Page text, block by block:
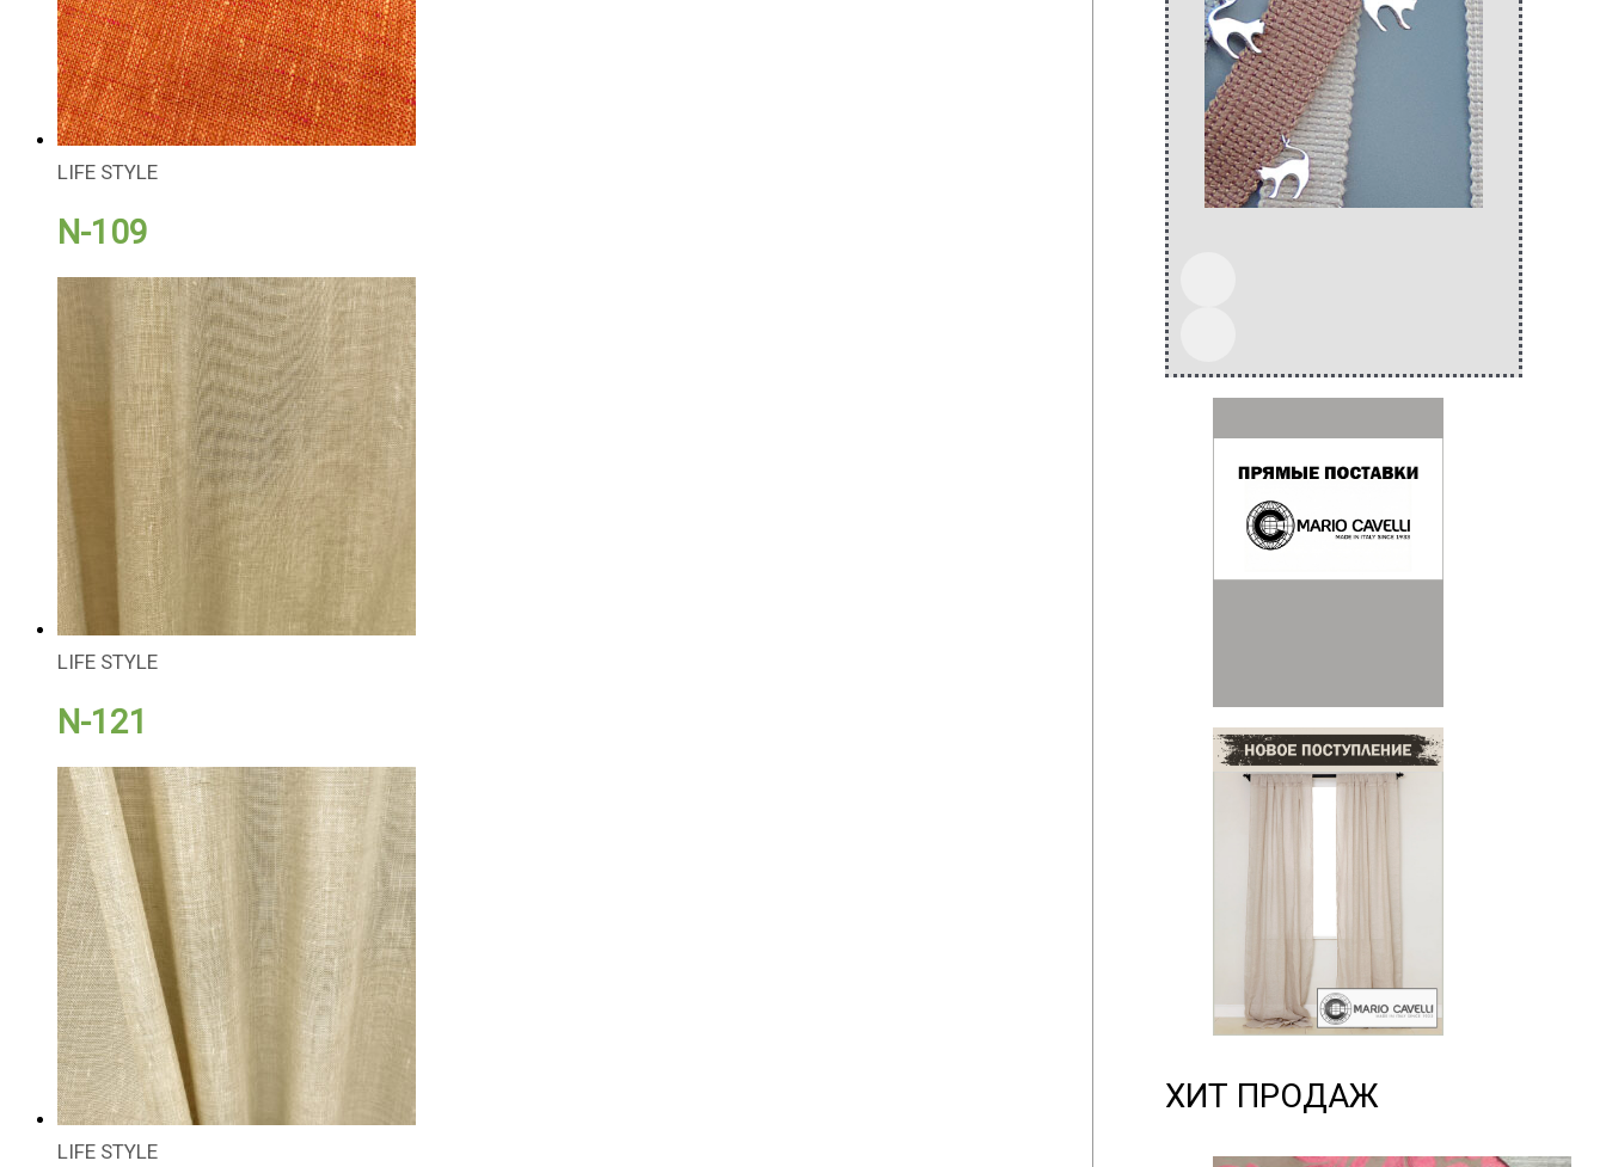
LIFE STYLE
N-109
LIFE STYLE
N-121
LIFE STYLE
ХИТ ПРОДАЖ